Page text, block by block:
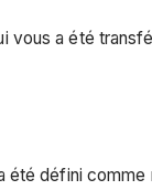
vous a été
été défini